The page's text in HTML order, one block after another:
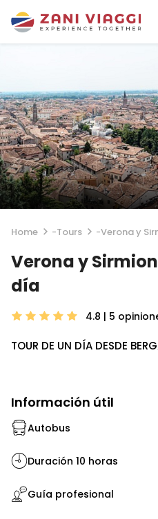
Home -Tours -Verona y
Verona y
día
4.8 | 5
TOUR DE UN DÍA DESDE
Información útil
Autobus
Duración 10 horas
Guía profesional